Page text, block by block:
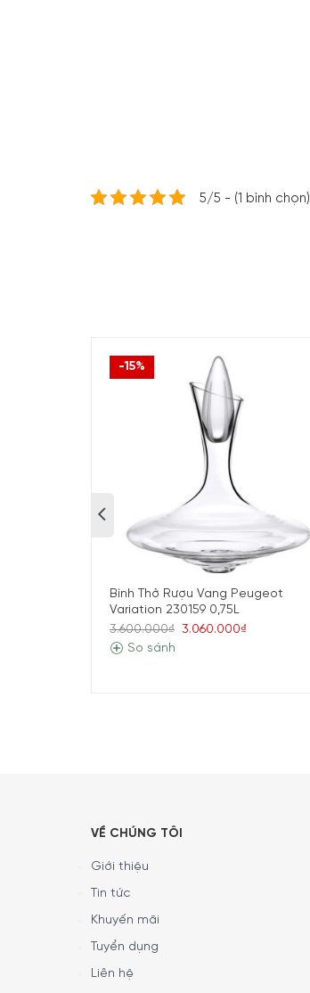
Thương hiệu: PEUGEOT
5/5 - (1 bình chọn)
-15%
Bình Thở Rượu Vang Peugeot
Variation 230159 0,75L
3.600.000₫ 3.060.000₫
So sánh
VỀ CHÚNG TÔI
Giới thiệu
Tin tức
Khuyến mãi
Tuyển dụng
Liên hệ